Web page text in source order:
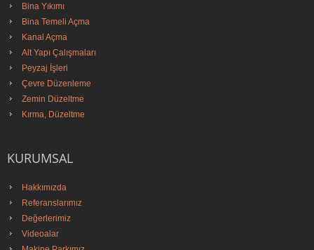
Bina Yıkımı
Bina Temeli Açma
Kanal Açma
Alt Yapı Çalışmaları
Peyzaj İşleri
Çevre Düzenleme
Zemin Düzeltme
Kırma, Düzeltme
KURUMSAL
Hakkımızda
Referanslarımız
Değerlerimiz
Videoalar